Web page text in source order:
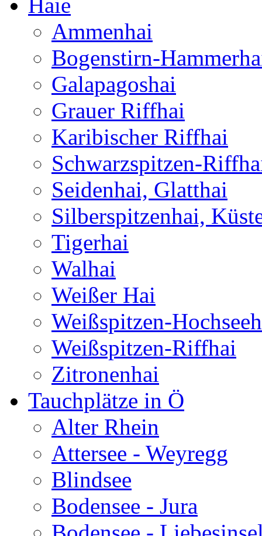
Ammenhai
Bogenstirn-
Galapagoshai
Grauer Riffhai
Karibischer Riffhai
Schwarzspitzen-
Seidenhai, Glatthai
Silberspitzenhai,
Tigerhai
Walhai
Weißer Hai
Weißspitzen-
Weißspitzen-Riffhai
Zitronenhai
Tauchplätze in Ö
Alter Rhein
Attersee - Weyregg
Blindsee
Bodensee - Jura